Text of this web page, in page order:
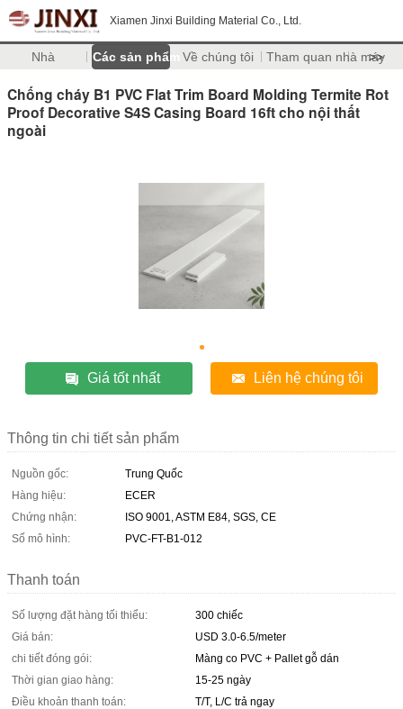
Xiamen Jinxi Building Material Co., Ltd.
Nhà Các sản phẩm Về chúng tôi Tham quan nhà máy
>>
Chống cháy B1 PVC Flat Trim Board Molding Termite Rot
Proof Decorative S4S Casing Board 16ft cho nội thất
ngoài
Giá tốt nhất Liên hệ chúng tôi
Thông tin chi tiết sản phẩm
Nguồn gốc:
Trung Quốc
Hàng hiệu:
ECER
Chứng nhận:
ISO 9001, ASTM E84, SGS, CE
Số mô hình:
PVC-FT-B1-012
Thanh toán
Số lượng đặt hàng tối thiểu:
300 chiếc
Giá bán:
USD 3.0-6.5/meter
chi tiết đóng gói:
Màng co PVC + Pallet gỗ dán
Thời gian giao hàng:
15-25 ngày
Điều khoản thanh toán:
T/T, L/C trả ngay